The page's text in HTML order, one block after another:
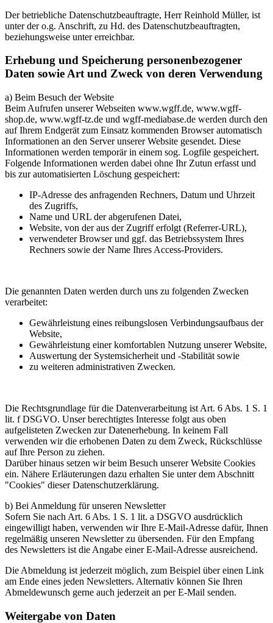
Der betriebliche Datenschutzbeauftragte, Herr Reinhold Müller, ist
unter der o.g. Anschrift, zu Hd. des Datenschutzbeauftragten,
beziehungsweise untererreichbar.
Erhebung und Speicherung personenbezogener
Daten sowie Art und Zweck von deren Verwendung
a) Beim Besuch der Website
Beim Aufrufen unserer Webseiten www.wgff.de, www.wgff-
shop.de, www.wgff-tz.de und wgff-mediabase.de werden durch den
auf Ihrem Endgerät zum Einsatz kommenden Browser automatisch
Informationen an den Server unserer Website gesendet. Diese
Informationen werden temporär in einem sog. Logfile gespeichert.
Folgende Informationen werden dabei ohne Ihr Zutun erfasst und
bis zur automatisierten Löschung gespeichert:
IP-Adresse des anfragenden Rechners, Datum und Uhrzeit
des Zugriffs,
Name und URL der abgerufenen Datei,
Website, von der aus der Zugriff erfolgt (Referrer-URL),
verwendeter Browser und ggf. das Betriebssystem Ihres
Rechners sowie der Name Ihres Access-Providers.
Die genannten Daten werden durch uns zu folgenden Zwecken
verarbeitet:
Gewährleistung eines reibungslosen Verbindungsaufbaus der
Website,
Gewährleistung einer komfortablen Nutzung unserer Website,
Auswertung der Systemsicherheit und -Stabilität sowie
zu weiteren administrativen Zwecken.
Die Rechtsgrundlage für die Datenverarbeitung ist Art. 6 Abs. 1 S. 1
lit. f DSGVO. Unser berechtigtes Interesse folgt aus oben
aufgelisteten Zwecken zur Datenerhebung. In keinem Fall
verwenden wir die erhobenen Daten zu dem Zweck, Rückschlüsse
auf Ihre Person zu ziehen.
Darüber hinaus setzen wir beim Besuch unserer Website Cookies
ein. Nähere Erläuterungen dazu erhalten Sie unter dem Abschnitt
"Cookies" dieser Datenschutzerklärung.
b) Bei Anmeldung für unseren Newsletter
Sofern Sie nach Art. 6 Abs. 1 S. 1 lit. a DSGVO ausdrücklich
eingewilligt haben, verwenden wir Ihre E-Mail-Adresse dafür, Ihnen
regelmäßig unseren Newsletter zu übersenden. Für den Empfang
des Newsletters ist die Angabe einer E-Mail-Adresse ausreichend.
Die Abmeldung ist jederzeit möglich, zum Beispiel über einen Link
am Ende eines jeden Newsletters. Alternativ können Sie Ihren
Abmeldewunsch gerne auch jederzeit an per E-Mail senden.
Weitergabe von Daten